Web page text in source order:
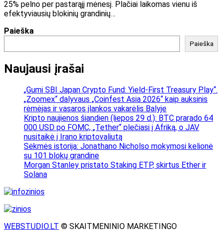
25% pelno per pastarąjį mėnesį. Plačiai laikomas vienu iš
efektyviausių blokinių grandinių…
Paieška
Paieška
Naujausi įrašai
„Gumi SBI Japan Crypto Fund: Yield-First Treasury Play“.
„Zoomex“ dalyvaus „Coinfest Asia 2026“ kaip auksinis
rėmėjas ir vasaros įlankos vakarėlis Balyje
Kripto naujienos šiandien (liepos 29 d.): BTC prarado 64
000 USD po FOMC, „Tether“ plečiasi į Afriką, o JAV
nusitaikė į Irano kriptovaliutą
Sėkmės istorija: Jonathano Nicholso mokymosi kelionė
su 101 blokų grandine
Morgan Stanley pristato Staking ETP, skirtus Ether ir
Solana
WEBSTUDIO.LT © SKAITMENINIO MARKETINGO